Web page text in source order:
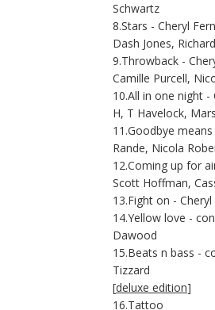
Schwartz
8.Stars - Cheryl
Dash Jones,
9.Throwback -
Camille Purcell,
10.All in one night -
H, T Havelock,
11.Goodbye
Rande, Nicola
12.Coming up for
Scott Hoffman,
13.Fight on -
14.Yellow love -
Dawood
15.Beats n bass -
Tizzard
[deluxe edition]
16.Tattoo